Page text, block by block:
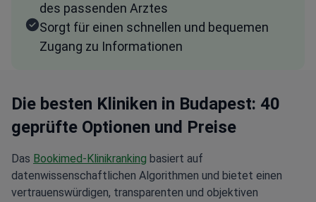
des passenden Arztes
Sorgt für einen schnellen und bequemen
Zugang zu Informationen
Die besten Kliniken in Budapest: 40
geprüfte Optionen und Preise
Das Bookimed-Klinikranking basiert auf
datenwissenschaftlichen Algorithmen und bietet einen
vertrauenswürdigen, transparenten und objektiven